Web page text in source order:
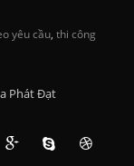
yêu cầu, thi công
Phát Đạt